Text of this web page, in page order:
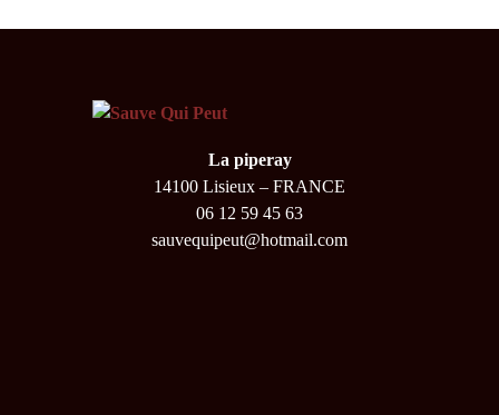
La piperay
14100 Lisieux – FRANCE
06 12 59 45 63
sauvequipeut@hotmail.com